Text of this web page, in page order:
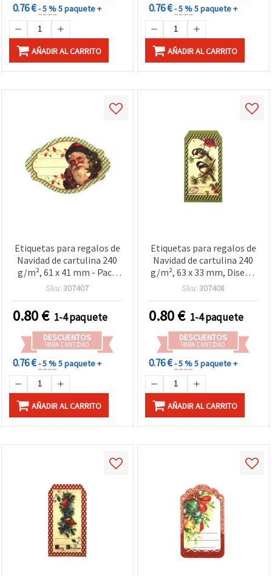
0.76 €- 5 %5 paquete +
AÑADIR AL CARRITO
0.76 €- 5 %5 paquete +
AÑADIR AL CARRITO
Etiquetas para regalos de
Navidad de cartulina 240
g/m², 61 x 41 mm - Pack
de 5 para manualidades y
Sku: 307407
0.80€ 1-4 paquete
DESCUENTOS
PARA CANTIDAD
0.76 €- 5 %5 paquete +
AÑADIR AL CARRITO
Etiquetas para regalos de
Navidad de cartulina 240
g/m², 63 x 33 mm, Diseño
A - Pack de 5 unidades
Sku: 307408
0.80€ 1-4 paquete
DESCUENTOS
PARA CANTIDAD
0.76 €- 5 %5 paquete +
AÑADIR AL CARRITO